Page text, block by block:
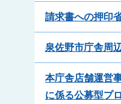
請求書への押印
泉佐野市庁舎周
本庁舎店舗運営
に係る公募型プ